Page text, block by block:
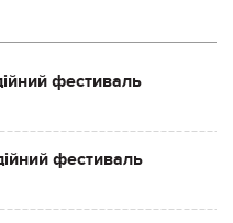
фестиваль
фестиваль